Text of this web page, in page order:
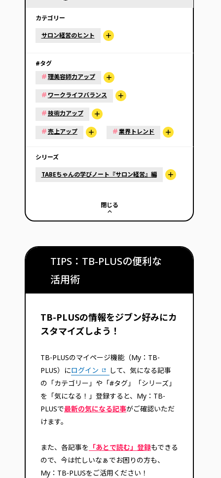
カテゴリー
サロン経営のヒント
#タグ
#理美容師力アップ
# ワークライフバランス
#技術力アップ
#売上アップ #業界トレンド
シリーズ
TABEちゃんの学びノート『サロン経営』編
閉じる
TIPS：TB-PLUSの便利な
活用術
TB-PLUSの情報をジブン好みにカ
スタマイズしよう！
TB-PLUSのマイページ機能（My：TB-
PLUS）にログイン
して、気になる記事
の「カテゴリー」や「#タグ」「シリーズ」
を「気になる！」登録すると、My：TB-
PLUSで最新の気になる記事がご確認いただ
けます。
また、各記事を 「あとで読む」登録もできる
ので、今は忙しいなぁでお困りの方も、
My：TB-PLUSをご活用ください！